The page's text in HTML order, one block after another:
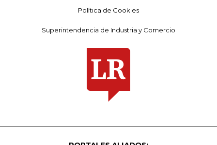
Política de Cookies
Superintendencia de Industria y Comercio